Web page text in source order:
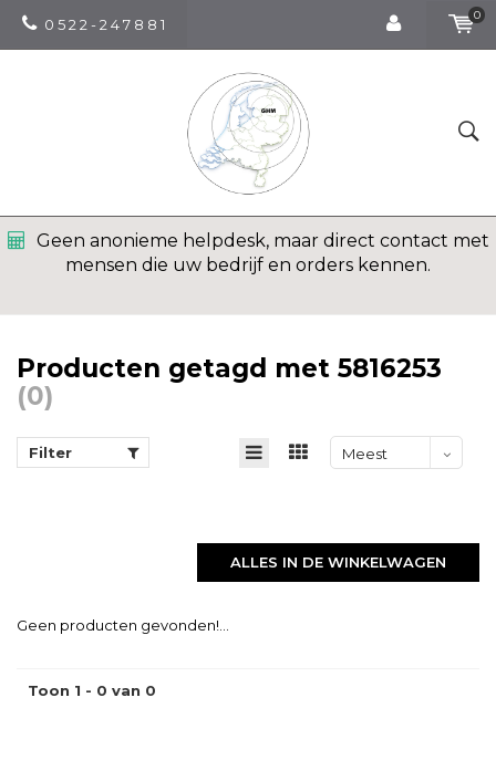
0 5 2 2 - 2 4 7 8 8 1
0
Geen anonieme helpdesk, maar direct contact met
mensen die uw bedrijf en orders kennen.
Producten getagd met 5816253
(0)
Filter
Meest
ALLES IN DE WINKELWAGEN
Geen producten gevonden!...
Toon 1 - 0 van 0